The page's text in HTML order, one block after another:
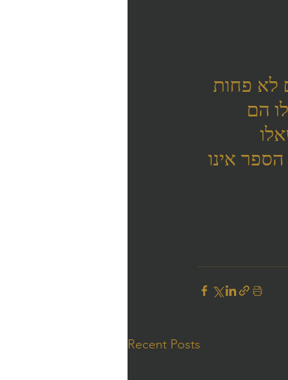
לא פחות
הם
אינו
Recent Posts